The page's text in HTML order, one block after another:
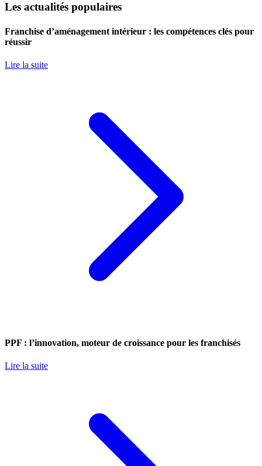
Les actualités populaires
Franchise d’aménagement intérieur : les compétences clés pour
réussir
Lire la suite
PPF : l’innovation, moteur de croissance pour les franchisés
Lire la suite